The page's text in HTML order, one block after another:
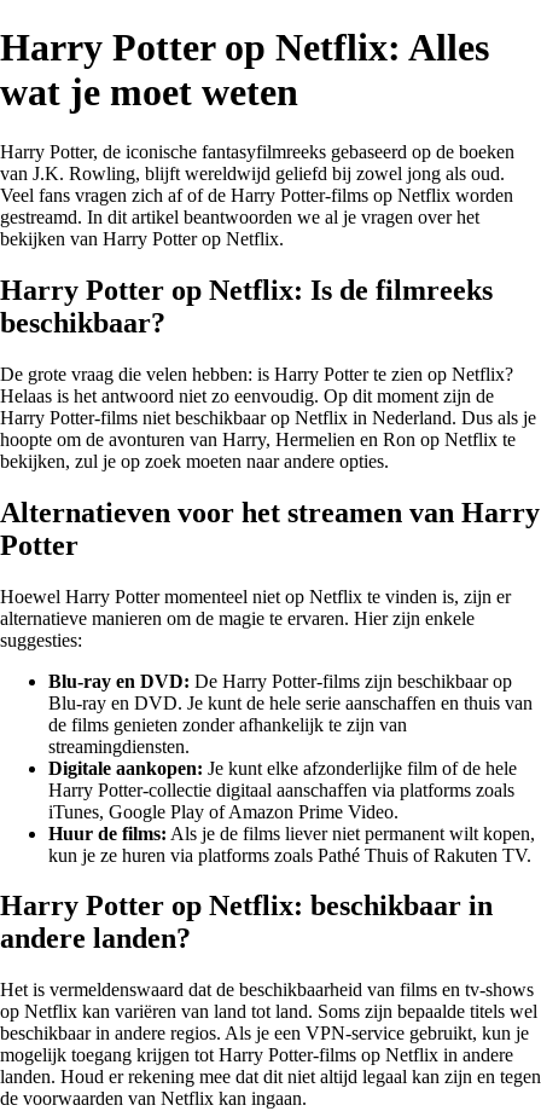
Harry Potter op Netflix: Alles
wat je moet weten
Harry Potter, de iconische fantasyfilmreeks gebaseerd op de boeken
van J.K. Rowling, blijft wereldwijd geliefd bij zowel jong als oud.
Veel fans vragen zich af of de Harry Potter-films op Netflix worden
gestreamd. In dit artikel beantwoorden we al je vragen over het
bekijken van Harry Potter op Netflix.
Harry Potter op Netflix: Is de filmreeks
beschikbaar?
De grote vraag die velen hebben: is Harry Potter te zien op Netflix?
Helaas is het antwoord niet zo eenvoudig. Op dit moment zijn de
Harry Potter-films niet beschikbaar op Netflix in Nederland. Dus als je
hoopte om de avonturen van Harry, Hermelien en Ron op Netflix te
bekijken, zul je op zoek moeten naar andere opties.
Alternatieven voor het streamen van Harry
Potter
Hoewel Harry Potter momenteel niet op Netflix te vinden is, zijn er
alternatieve manieren om de magie te ervaren. Hier zijn enkele
suggesties:
Blu-ray en DVD: De Harry Potter-films zijn beschikbaar op
Blu-ray en DVD. Je kunt de hele serie aanschaffen en thuis van
de films genieten zonder afhankelijk te zijn van
streamingdiensten.
Digitale aankopen: Je kunt elke afzonderlijke film of de hele
Harry Potter-collectie digitaal aanschaffen via platforms zoals
iTunes, Google Play of Amazon Prime Video.
Huur de films: Als je de films liever niet permanent wilt kopen,
kun je ze huren via platforms zoals Pathé Thuis of Rakuten TV.
Harry Potter op Netflix: beschikbaar in
andere landen?
Het is vermeldenswaard dat de beschikbaarheid van films en tv-shows
op Netflix kan variëren van land tot land. Soms zijn bepaalde titels wel
beschikbaar in andere regios. Als je een VPN-service gebruikt, kun je
mogelijk toegang krijgen tot Harry Potter-films op Netflix in andere
landen. Houd er rekening mee dat dit niet altijd legaal kan zijn en tegen
de voorwaarden van Netflix kan ingaan.